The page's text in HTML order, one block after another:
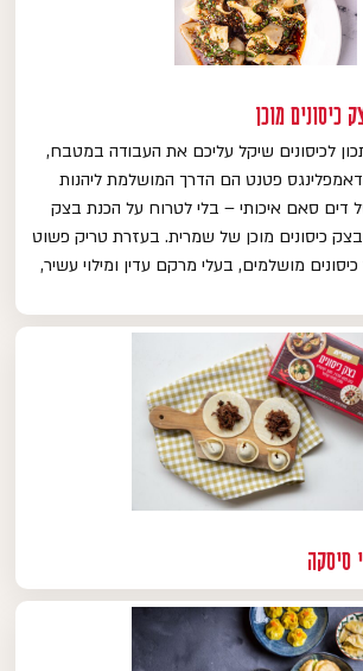
כיסונים מוכן
לכיסונים שיקל עליכם את העבודה במטבח,
פטנט הם הדרך המושלמת ליהנות
דים סאם איכותי – בלי לטרוח על הכנת בצק
כיסונים מוכן של שמרית. בעזרת טריק פשוט
מושלמים, בעלי מרקם עדין ומילוי עשיר,
סיסקה